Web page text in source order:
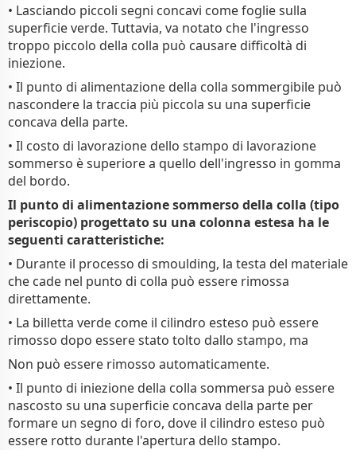
• Lasciando piccoli segni concavi come foglie sulla
superficie verde. Tuttavia, va notato che l'ingresso
troppo piccolo della colla può causare difficoltà di
iniezione.
• Il punto di alimentazione della colla sommergibile può
nascondere la traccia più piccola su una superficie
concava della parte.
• Il costo di lavorazione dello stampo di lavorazione
sommerso è superiore a quello dell'ingresso in gomma
del bordo.
Il punto di alimentazione sommerso della colla (tipo
periscopio) progettato su una colonna estesa ha le
seguenti caratteristiche:
• Durante il processo di smoulding, la testa del materiale
che cade nel punto di colla può essere rimossa
direttamente.
• La billetta verde come il cilindro esteso può essere
rimosso dopo essere stato tolto dallo stampo, ma
Non può essere rimosso automaticamente.
• Il punto di iniezione della colla sommersa può essere
nascosto su una superficie concava della parte per
formare un segno di foro, dove il cilindro esteso può
essere rotto durante l'apertura dello stampo.